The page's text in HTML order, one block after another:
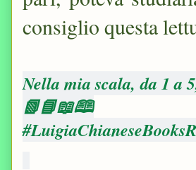
consiglio questa
Nella mia scala, da 1 a
📗📘📖🕮